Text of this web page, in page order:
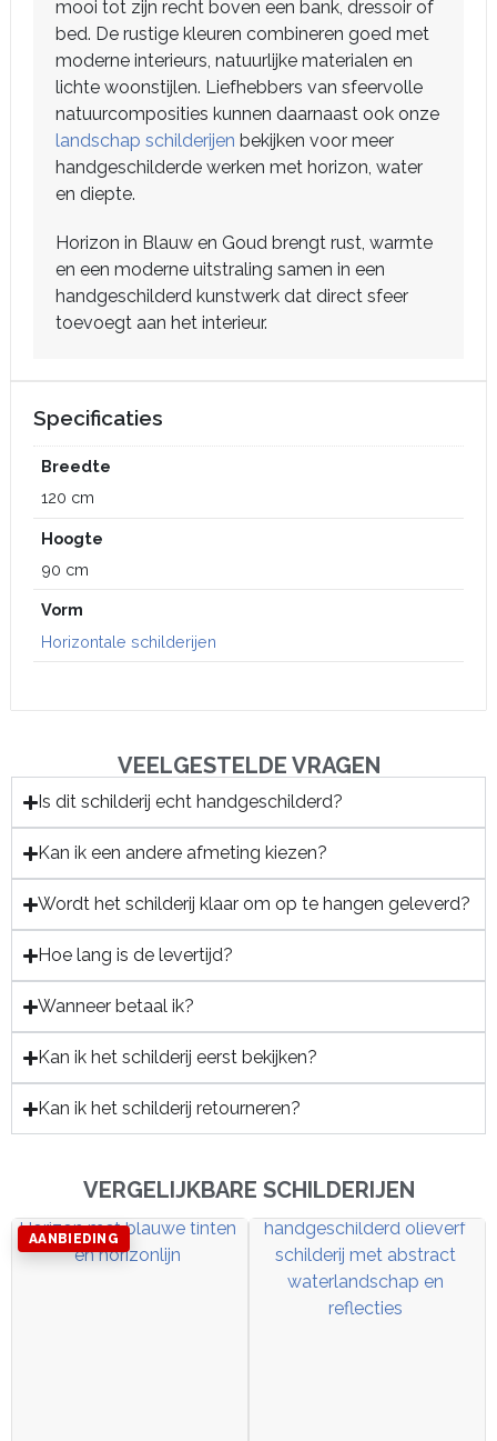
mooi tot zijn recht boven een bank, dressoir of
bed. De rustige kleuren combineren goed met
moderne interieurs, natuurlijke materialen en
lichte woonstijlen. Liefhebbers van sfeervolle
natuurcomposities kunnen daarnaast ook onze
landschap schilderijen bekijken voor meer
handgeschilderde werken met horizon, water
en diepte.
Horizon in Blauw en Goud brengt rust, warmte
en een moderne uitstraling samen in een
handgeschilderd kunstwerk dat direct sfeer
toevoegt aan het interieur.
Specificaties
Breedte
120 cm
Hoogte
90 cm
Vorm
Horizontale schilderijen
VEELGESTELDE VRAGEN
Is dit schilderij echt handgeschilderd?
Kan ik een andere afmeting kiezen?
Wordt het schilderij klaar om op te hangen geleverd?
Hoe lang is de levertijd?
Wanneer betaal ik?
Kan ik het schilderij eerst bekijken?
Kan ik het schilderij retourneren?
VERGELIJKBARE SCHILDERIJEN
AANBIEDING